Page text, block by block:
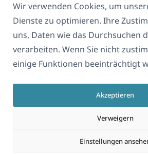
Wir verwenden Cookies, um
Dienste zu optimieren. Ihre
uns, Daten wie das Durchsuchen
verarbeiten. Wenn Sie nicht
einige Funktionen beeinträchtigt
Akzeptieren
Verweigern
Einstellungen
Deutsch
Über WPML
DSGVO &
Unserem Team
in
einem
neuen
Fenster)
(öffnet
in
einem
neuen
Fenster)